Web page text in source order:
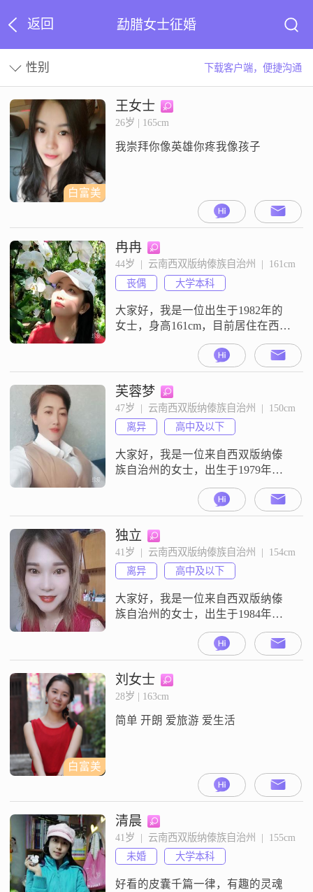
返回 勐腊女士征婚
性别 下载客户端，便捷沟通
白富美
王女士
26岁 | 165cm
我崇拜你像英雄你疼我像孩子
冉冉
44岁  |  云南西双版纳傣族自治州  |  161cm
丧偶
大学本科
大家好，我是一位出生于1982年的
女士，身高161cm，目前居住在西双
版纳傣族自治州##3002##我拥有大
学本科学历，月收入在8001到12000
元之间##3002##我性格乐观积极，
总是能看到生活中的美好一面
##3002##与人相处时，我随和易相
处，不喜欢计较太多，相信人与人
之间的信任和包容是非常重要的
##3002
芙蓉梦
47岁  |  云南西双版纳傣族自治州  |  150cm
离异
高中及以下
大家好，我是一位来自西双版纳傣
族自治州的女士，出生于1979年。
我的身高是150厘米，可能在人群中
显得娇小一些，但我相信，内在的
品质比外在的身高更加重要。我目
前的月收入在3000元以下，虽然不
算高，但我知足常乐，懂得生活的
真谛。我的学历是高中及以下，但
我一直在努力学习和提升自己，让
自己变得更加优秀。我性格温柔体
贴，善解
独立
41岁  |  云南西双版纳傣族自治州  |  154cm
离异
高中及以下
大家好，我是一位来自西双版纳傣
族自治州的女士，出生于1984年
##3002##我的身高是154cm，虽然不
算特别高，但我相信身高并不是衡
量一个人的全部标准##3002##我目
前的工作收入在3000元以下，虽然
收入不高，但我能够自给自足，独
人意，善于倾听他人的心声，理解
白富美
刘女士
28岁 | 163cm
简单 开朗 爱旅游 爱生活
清晨
41岁  |  云南西双版纳傣族自治州  |  155cm
未婚
大学本科
好看的皮囊千篇一律，有趣的灵魂